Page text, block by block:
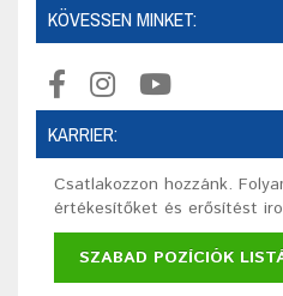
KÖVESSEN MINKET:
KARRIER:
Csatlakozzon hozzánk.
értékesítőket és erősítést
SZABAD POZÍCIÓK